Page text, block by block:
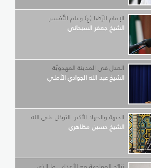
الإمام الرّضا (ع) وعلم التّفسير
الشيخ جعفر السبحاني
العدل في المدينة المهدويّة
الشيخ عبد الله الجوادي الآملي
الجبهة والجهاد الأكبر: التوكل على الله
الشيخ حسين مظاهري